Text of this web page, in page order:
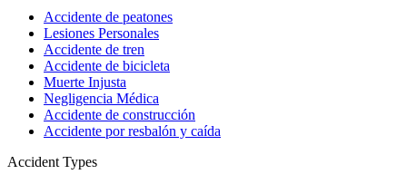
Accidente de peatones
Lesiones Personales
Accidente de tren
Accidente de bicicleta
Muerte Injusta
Negligencia Médica
Accidente de construcción
Accidente por resbalón y caída
Accident Types